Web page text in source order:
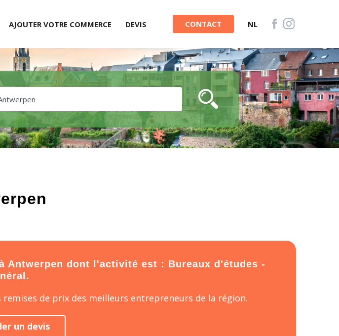
AJOUTER VOTRE COMMERCE DEVIS CONTACT NL
Antwerpen dont l'activité est : Bureaux d'études -
de prix des meilleurs entrepreneurs de la région.
un devis